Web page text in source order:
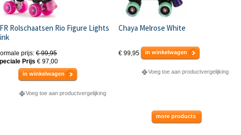
Rolschaatsen Rio Figure Lights
prijs: € 99,95
Prijs € 97,00
in winkelwagen
Voeg toe aan productvergelijking
Chaya Melrose White
€ 99,95 in winkelwagen
Voeg toe aan productvergelijking
more products